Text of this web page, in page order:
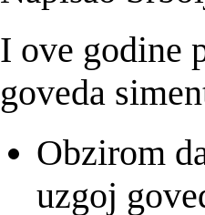
I ove godine
goveda
Obzirom
uzgoj